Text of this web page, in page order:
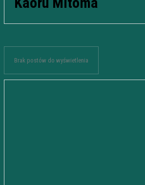
Brak postów do wyświetlenia